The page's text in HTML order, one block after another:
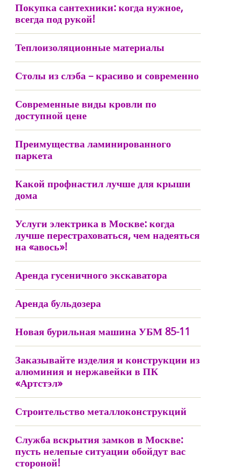
Покупка сантехники: когда нужное,
всегда под рукой!
Теплоизоляционные материалы
Столы из слэба – красиво и современно
Современные виды кровли по
доступной цене
Преимущества ламинированного
паркета
Какой профнастил лучше для крыши
дома
Услуги электрика в Москве: когда
лучше перестраховаться, чем надеяться
на «авось»!
Аренда гусеничного экскаватора
Аренда бульдозера
Новая бурильная машина УБМ 85-11
Заказывайте изделия и конструкции из
алюминия и нержавейки в ПК
«Артстэл»
Строительство металлоконструкций
Служба вскрытия замков в Москве:
пусть нелепые ситуации обойдут вас
стороной!